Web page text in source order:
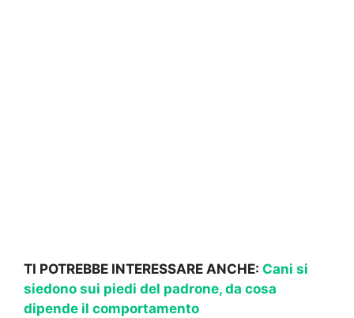
TI POTREBBE INTERESSARE ANCHE: Cani si
siedono sui piedi del padrone, da cosa
dipende il comportamento